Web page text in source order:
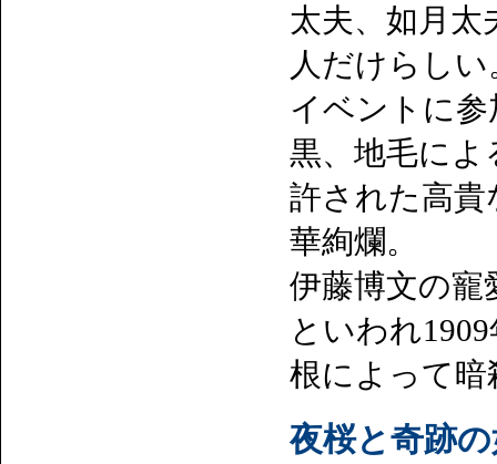
太夫、如月太
人だけらし
イベントに
黒、地毛によ
許された高貴
華絢爛。
伊藤博文の寵
といわれ
根によって
夜桜と奇跡